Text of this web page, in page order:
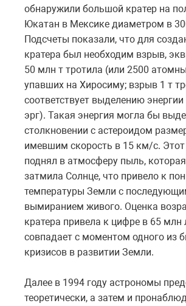
обнаружили большой кратер на
Юкатан в Мексике диаметром в
Подсчеты показали, что для
кратера был необходим взрыв,
50 млн т тротила (или 2500
упавших на Хиросиму; взрыв 1 т
соответствует выделению
эрг). Такая энергия могла бы
столкновении с астероидом
имевшим скорость в 15 км/с.
поднял в атмосферу пыль,
затмила Солнце, что привело к
температуры Земли с
вымиранием живого. Оценка
кратера привела к цифре в 65 млн
совпадает с моментом одного из
кризисов в развитии Земли.
Далее в 1994 году астрономы
теоретически, а затем и